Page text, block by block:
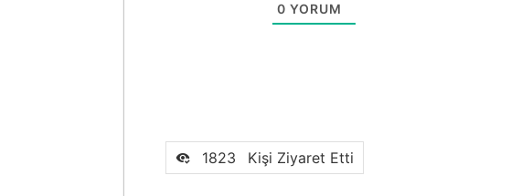
0 YORUM
1823 Kişi Ziyaret Etti